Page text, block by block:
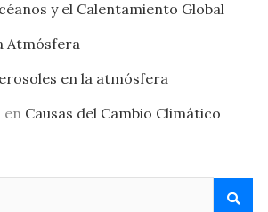
y el Calentamiento Global
Atmósfera
en la atmósfera
en Causas del Cambio Climático